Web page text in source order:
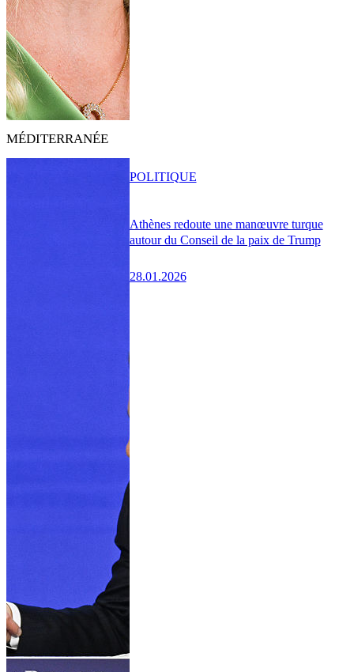
MÉDITERRANÉE
Athènes redoute une manœuvre turque
autour du Conseil de la paix de Trump
28.01.2026
POLITIQUE